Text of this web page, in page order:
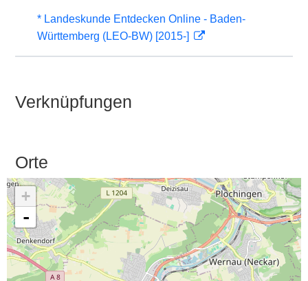
* Landeskunde Entdecken Online - Baden-
Württemberg (LEO-BW) [2015-]
Verknüpfungen
Orte
+
-